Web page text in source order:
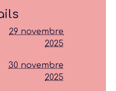
29 novembre
2025
30 novembre
2025